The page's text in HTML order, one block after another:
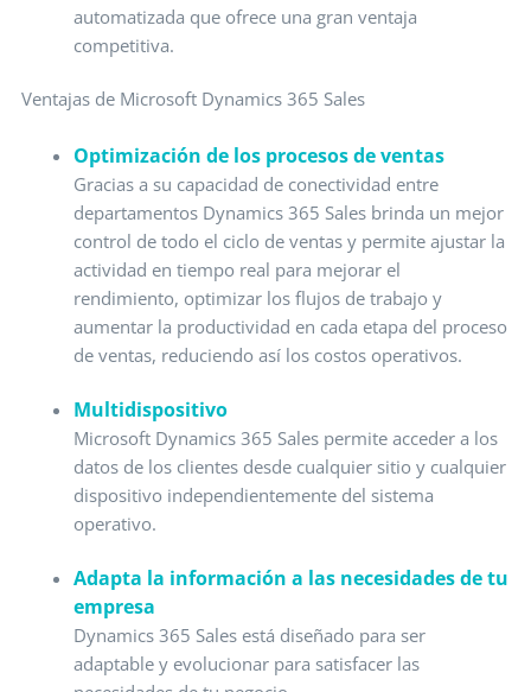
automatizada que ofrece una gran ventaja
competitiva.
Ventajas de Microsoft Dynamics 365 Sales
Optimización de los procesos de ventas
Gracias a su capacidad de conectividad entre
departamentos Dynamics 365 Sales brinda un mejor
control de todo el ciclo de ventas y permite ajustar la
actividad en tiempo real para mejorar el
rendimiento, optimizar los flujos de trabajo y
aumentar la productividad en cada etapa del proceso
de ventas, reduciendo así los costos operativos.
Multidispositivo
Microsoft Dynamics 365 Sales permite acceder a los
datos de los clientes desde cualquier sitio y cualquier
dispositivo independientemente del sistema
operativo.
Adapta la información a las necesidades de tu
empresa
Dynamics 365 Sales está diseñado para ser
adaptable y evolucionar para satisfacer las